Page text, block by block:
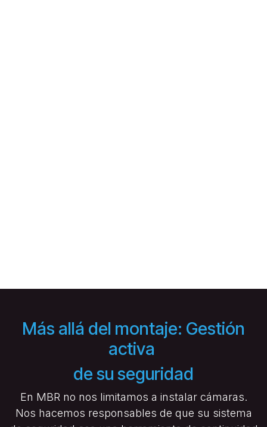
Más allá del montaje: Gestión
activa
de su seguridad
En MBR no nos limitamos a instalar cámaras.
Nos hacemos responsables de que su sistema